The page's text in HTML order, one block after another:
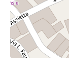
Con Flexski,
estilo de esquí
durante tus
oportunidad de
descubrir
alquileres.